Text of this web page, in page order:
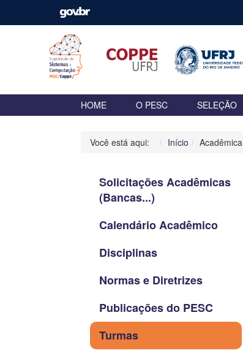
HOME O PESC SELEÇÃO
Você está aqui: Início Acadêmica
Solicitações Acadêmicas
(Bancas...)
Calendário Acadêmico
Disciplinas
Normas e Diretrizes
Publicações do PESC
Turmas